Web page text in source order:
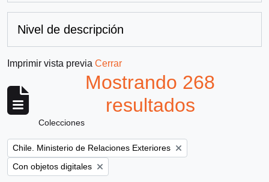
Nivel de descripción
Imprimir vista previa Cerrar
Mostrando 268
resultados
Colecciones
Remove filter:
Chile. Ministerio de Relaciones Exteriores
Remove filter:
Con objetos digitales